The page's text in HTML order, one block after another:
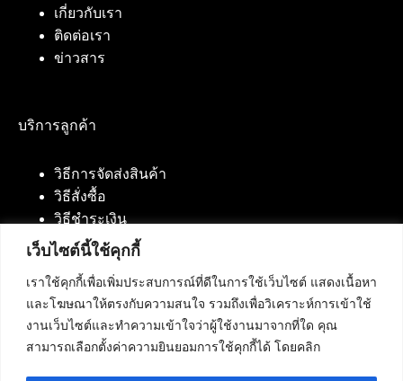
เว็บไซต์นี้ใช้คุกกี้
เราใช้คุกกี้เพื่อเพิ่มประสบการณ์ที่ดีในการใช้เว็บไซต์ แสดงเนื้อหา
และโฆษณาให้ตรงกับความสนใจ รวมถึงเพื่อวิเคราะห์การเข้าใช้
งานเว็บไซต์และทำความเข้าใจว่าผู้ใช้งานมาจากที่ใด คุณ
สามารถเลือกตั้งค่าความยินยอมการใช้คุกกี้ได้ โดยคลิก
เกี่ยวกับเรา
ติดต่อเรา
ข่าวสาร
บริการลูกค้า
วิธีการจัดส่งสินค้า
วิธีสั่งซื้อ
วิธีชำระเงิน
ติดต่อเรา
บริษัท เน็ทฟิวชั่น คอมมิวนิเคชั่น จำกัด 420/94 ถนน
นัมเบอร์วัน-ราม 2 แขวงดอกไม้, เขตประเวศ